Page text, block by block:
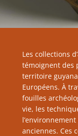
Les collections
témoignent des
territoire
Européens. À
fouilles
vie, les
anciennes. Ces